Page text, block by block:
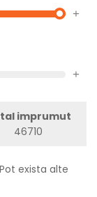
+
+
imprumut
46710
exista alte